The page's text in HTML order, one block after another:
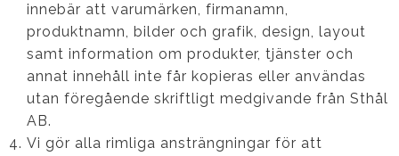
innebär att varumärken, firmanamn,
produktnamn, bilder och grafik, design, layout
samt information om produkter, tjänster och
annat innehåll inte får kopieras eller användas
utan föregående skriftligt medgivande från Sthål
AB.
Vi gör alla rimliga ansträngningar för att